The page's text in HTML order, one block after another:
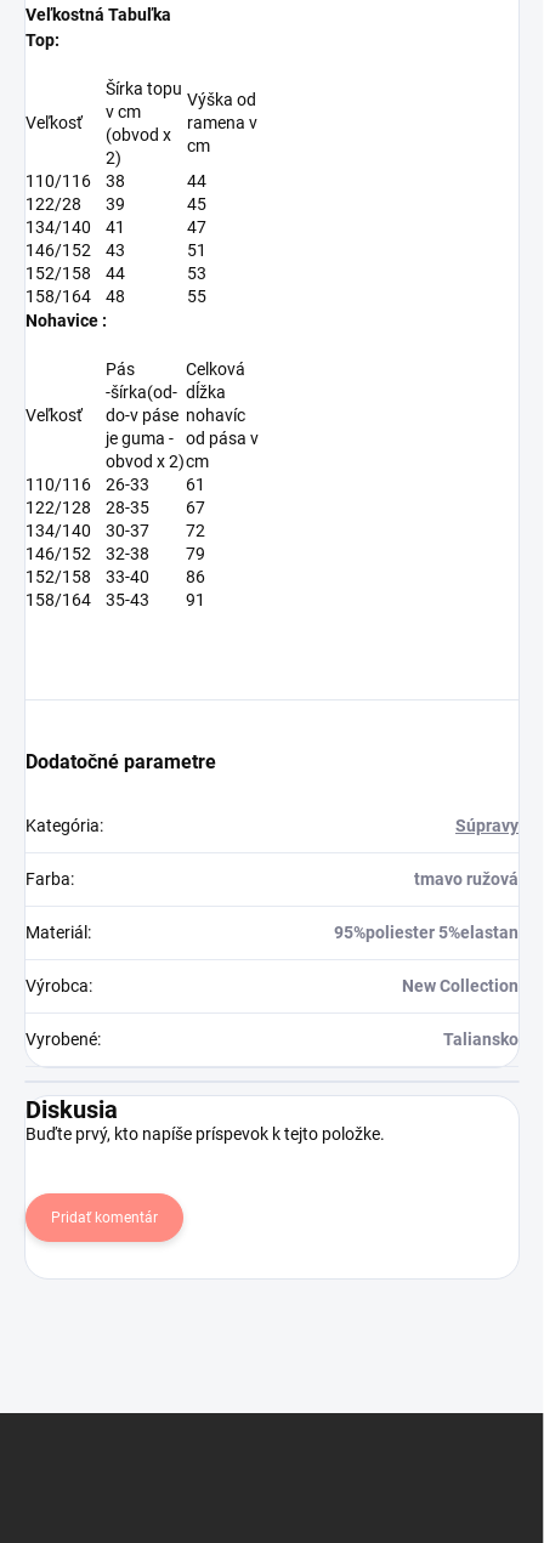
Veľkostná Tabuľka
Top:
Veľkosť
Šírka topu
v cm
(obvod x
2)
Výška od
ramena v
cm
110/116
38
44
122/28
39
45
134/140
41
47
146/152
43
51
152/158
44
53
158/164
48
55
Nohavice :
Veľkosť
Pás
-šírka(od-
do-v páse
je guma -
obvod x 2)
Celková
dĺžka
nohavíc
od pása v
cm
110/116
26-33
61
122/128
28-35
67
134/140
30-37
72
146/152
32-38
79
152/158
33-40
86
158/164
35-43 91
Dodatočné parametre
Kategória: Súpravy
Farba: tmavo ružová
Materiál : 95%poliester 5%elastan
Výrobca: New Collection
Vyrobené: Taliansko
Diskusia
Buďte prvý, kto napíše príspevok k tejto položke.
Pridať komentár